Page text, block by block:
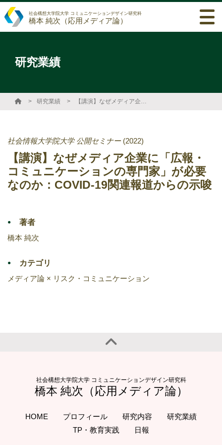
社会構想大学院大学 コミュニケーションデザイン研究科
橋本 純次（応用メディア論）
研究業績
研究業績 【講演】なぜメディア企業に「広報・コミュニケーションの専門家」が必要なのか：COVID-19関連報道からの示唆
社会情報大学院大学 公開セミナー (2022)
【講演】なぜメディア企業に「広報・
コミュニケーションの専門家」が必要
なのか：COVID-19関連報道からの示唆
著者
橋本 純次
カテゴリ
メディア論 × リスク・コミュニケーション
社会構想大学院大学 コミュニケーションデザイン研究科
橋本 純次（応用メディア論）
HOME プロフィール 研究内容
研究業績
TP・教育実践
日報